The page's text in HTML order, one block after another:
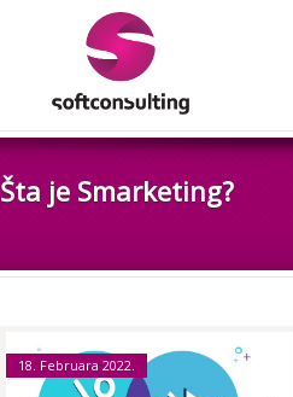
Šta je Smarketing?
18. Februara 2022.